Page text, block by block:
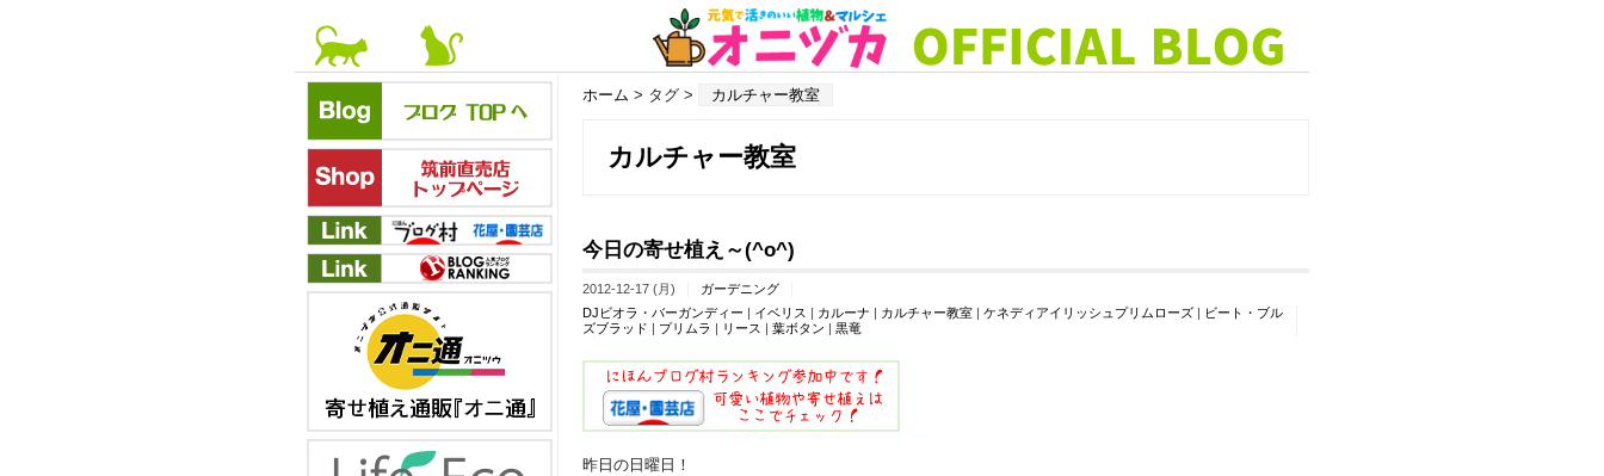
ホーム > タグ > カルチャー教室
カルチャー教室
今日の寄せ植え～(^o^)
2012-12-17 (月)
ガーデニング
DJビオラ・バーガンディー | イベリス | カルーナ | カルチャー教室 | ケネディアイリッシュプリムローズ | ビート・ブル
ズブラッド | プリムラ | リース | 葉ボタン | 黒竜
昨日の日曜日！